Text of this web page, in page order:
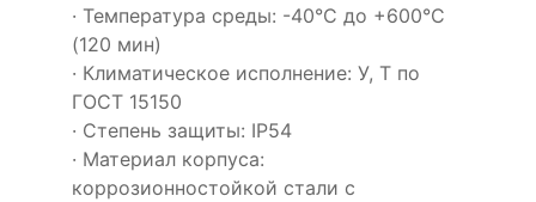
· Температура среды: -40°С до +600°С
(120 мин)
· Климатическое исполнение: У, Т по
ГОСТ 15150
· Степень защиты: IP54
· Материал корпуса:
коррозионностойкой стали с